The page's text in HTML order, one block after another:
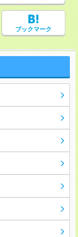
ブックマーク